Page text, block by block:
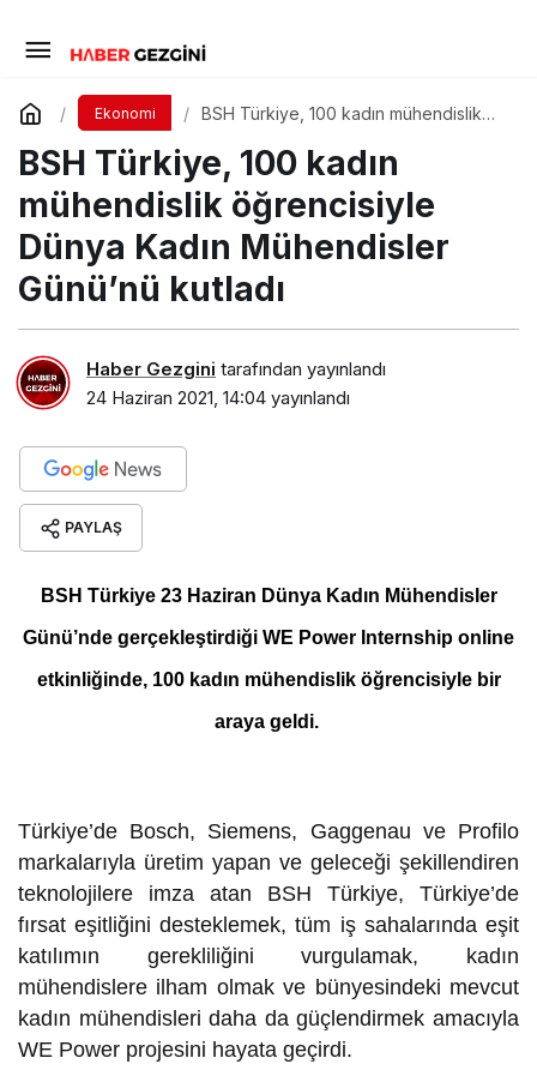
Ekonomi
BSH Türkiye, 100 kadın mühendislik
Günü’nü kutladı
BSH Türkiye, 100 kadın
mühendislik öğrencisiyle
Dünya Kadın Mühendisler
Günü’nü kutladı
Haber Gezgini tarafından yayınlandı
24 Haziran 2021, 14:04 yayınlandı
PAYLAŞ
BSH Türkiye 23 Haziran Dünya Kadın Mühendisler
Günü’nde gerçekleştirdiği WE Power Internship online
etkinliğinde, 100 kadın mühendislik öğrencisiyle bir
araya geldi.
Türkiye’de Bosch, Siemens, Gaggenau ve Profilo
markalarıyla üretim yapan ve geleceği şekillendiren
teknolojilere imza atan BSH Türkiye, Türkiye’de
fırsat eşitliğini desteklemek, tüm iş sahalarında eşit
katılımın gerekliliğini vurgulamak, kadın
mühendislere ilham olmak ve bünyesindeki mevcut
kadın mühendisleri daha da güçlendirmek amacıyla
WE Power projesini hayata geçirdi.